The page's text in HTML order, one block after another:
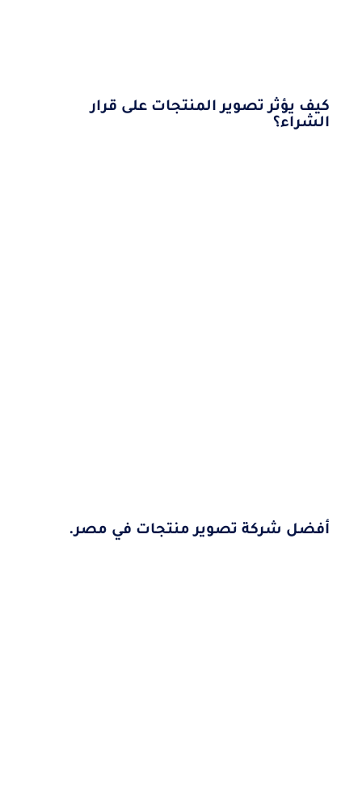
كيف يؤثر تصوير المنتجات على قرار
الشراء؟
أفضل شركة تصوير منتجات في مصر.